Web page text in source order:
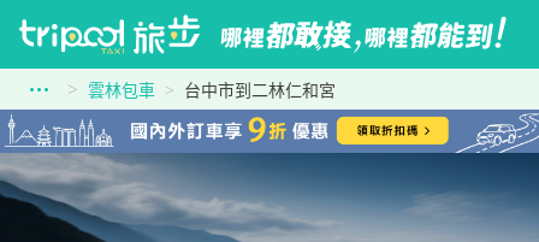
雲林包車 台中市到二林仁和宮